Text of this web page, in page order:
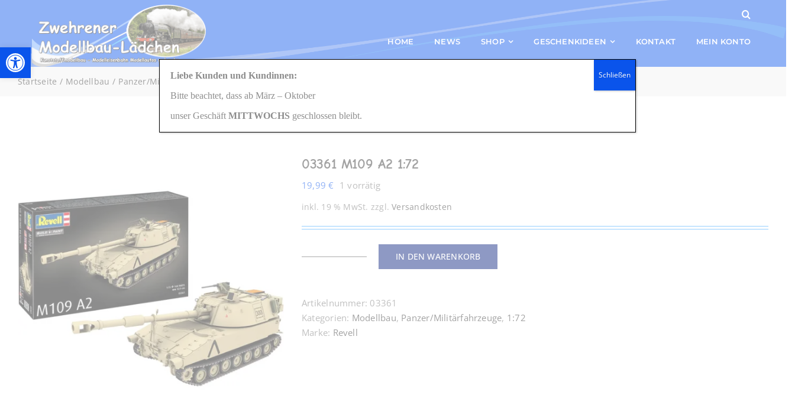
Werkzeugleiste öffnen
springen
HOME NEWS SHOP GESCHENKIDEEN KONTAKT MEIN KONTO
Startseite Modellbau Panzer/Militärfahrzeuge 1:72 03361 M109 A2 1:72
03361 M109 A2 1:72
19,99€ 1 vorrätig
inkl. 19 % MwSt. zzgl.Versandkosten
1:72
Menge
IN DEN WARENKORB
Artikelnummer: 03361
Kategorien: Modellbau, Panzer/Militärfahrzeuge, 1:72
Marke: Revell
Liebe Kunden und Kundinnen:
Bitte beachtet, dass ab März – Oktober
unser Geschäft MITTWOCHS geschlossen bleibt.
Schließen